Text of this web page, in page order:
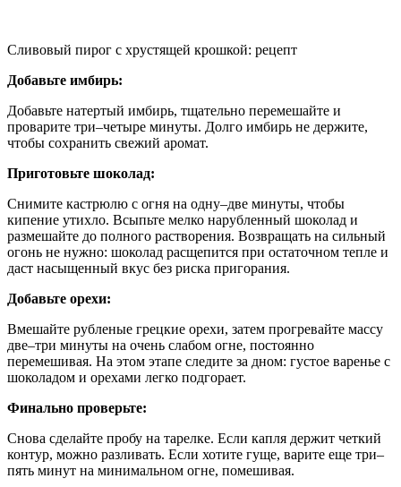
Сливовый пирог с хрустящей крошкой: рецепт
Добавьте имбирь:
Добавьте натертый имбирь, тщательно перемешайте и
проварите три–четыре минуты. Долго имбирь не держите,
чтобы сохранить свежий аромат.
Приготовьте шоколад:
Снимите кастрюлю с огня на одну–две минуты, чтобы
кипение утихло. Всыпьте мелко нарубленный шоколад и
размешайте до полного растворения. Возвращать на сильный
огонь не нужно: шоколад расщепится при остаточном тепле и
даст насыщенный вкус без риска пригорания.
Добавьте орехи:
Вмешайте рубленые грецкие орехи, затем прогревайте массу
две–три минуты на очень слабом огне, постоянно
перемешивая. На этом этапе следите за дном: густое варенье с
шоколадом и орехами легко подгорает.
Финально проверьте:
Снова сделайте пробу на тарелке. Если капля держит четкий
контур, можно разливать. Если хотите гуще, варите еще три–
пять минут на минимальном огне, помешивая.